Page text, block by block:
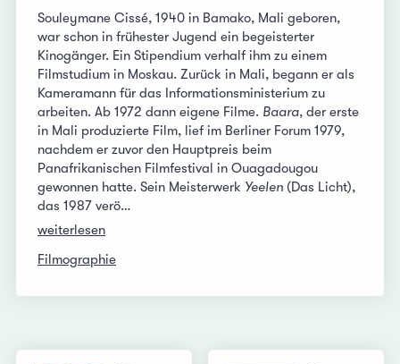
Souleymane Cissé, 1940 in Bamako, Mali geboren,
war schon in frühester Jugend ein begeisterter
Kinogänger. Ein Stipendium verhalf ihm zu einem
Filmstudium in Moskau. Zurück in Mali, begann er als
Kameramann für das Informationsministerium zu
arbeiten. Ab 1972 dann eigene Filme. Baara, der erste
in Mali produzierte Film, lief im Berliner Forum 1979,
nachdem er zuvor den Hauptpreis beim
Panafrikanischen Filmfestival in Ouagadougou
gewonnen hatte. Sein Meisterwerk Yeelen (Das Licht),
das 1987 verö…
weiterlesen
Filmographie